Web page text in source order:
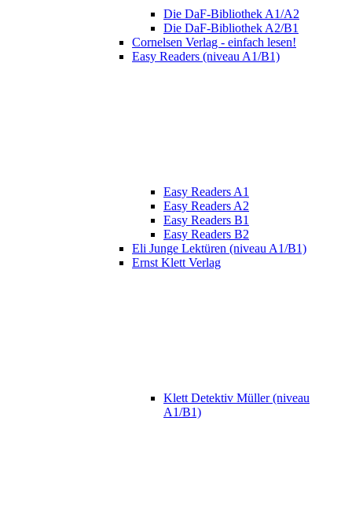
Die DaF-Bibliothek A1/A2
Die DaF-Bibliothek A2/B1
Cornelsen Verlag - einfach lesen!
Easy Readers (niveau A1/B1)
Easy Readers A1
Easy Readers A2
Easy Readers B1
Easy Readers B2
Eli Junge Lektüren (niveau A1/B1)
Ernst Klett Verlag
Klett Detektiv Müller (niveau
A1/B1)